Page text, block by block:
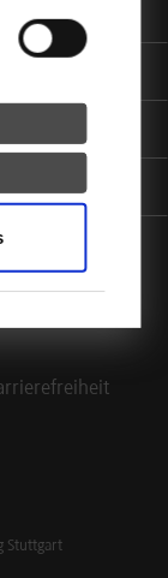
Stuttgart